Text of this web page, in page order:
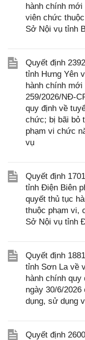
hành chính
viên chức
Sở Nội vụ tỉnh
Quyết định
tỉnh Hưng Yên
hành chính mới
259/2026/NĐ-
quy định về
chức; bị bãi bỏ
phạm vi chức
vụ
Quyết định
tỉnh Điện Biên
quyết thủ tục
thuộc phạm vi,
Sở Nội vụ tỉnh
Quyết định
tỉnh Sơn La về
hành chính quy
ngày 30/6/
dụng, sử dụng
Quyết định